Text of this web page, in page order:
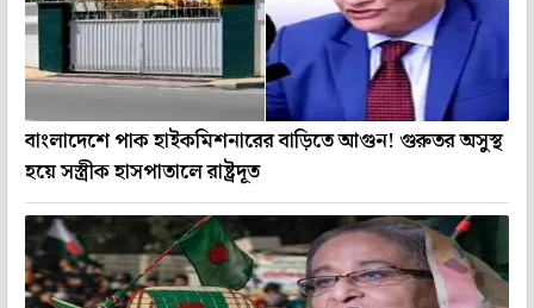
বাংলাদেশে পাক হাইকমিশনারের বাড়িতে আগুন! গুরুতর অসুস্থ
হয়ে সস্ত্রীক হাসপাতালে রাষ্ট্রদূত